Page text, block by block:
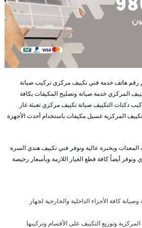
رقم هاتف خدمة فني تكييف مركزي تركيب صيانة
المركزي خدمة صيانة وتصليح المكيفات بكافة
دكتات التكييف صيانة تكييف مركزي تعبئة غاز
المركزية غسيل مكيفات باستخدام أحدث الأجهزة
وبخبرة عالية ونوفر فني تكييف هندي السرة
أيضاً كافة قطع الغيار اللازمة وبأسعار رخيصة
كافة الأجزاء الداخلية والخارجية لجهاز
وتوزيع التكييف على الأقسام وتركيبها